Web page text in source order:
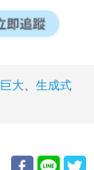
巨大
生成式